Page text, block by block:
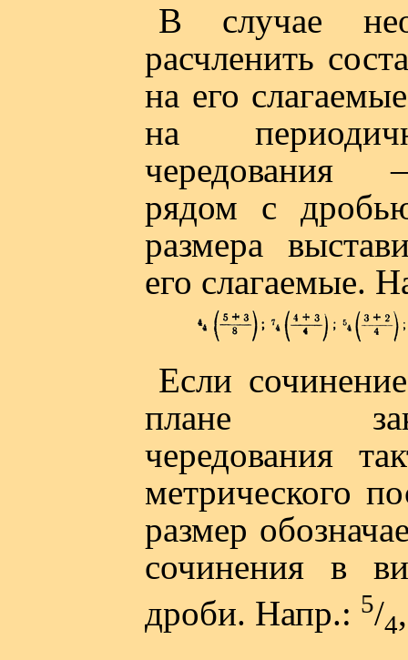
В случае
расчленить
на его
на
чередования
рядом с
размера
его слагаемые.
Если
плане
чередования
метрического
размер
сочинения в
дроби. Напр.: 5/4